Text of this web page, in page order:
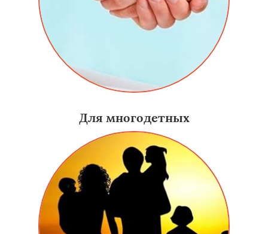
Для многодетных